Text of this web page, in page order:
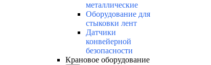
металлические
Оборудование для
стыковки лент
Датчики
конвейерной
безопасности
Крановое оборудование